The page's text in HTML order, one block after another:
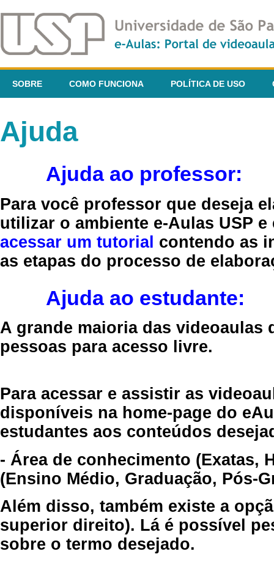
SOBRE COMO FUNCIONA POLÍTICA DE USO
Ajuda
Ajuda ao professor:
Para você professor que deseja
utilizar o ambiente e-Aulas USP
acessar um tutorial contendo as
as etapas do processo de
Ajuda ao estudante:
A grande maioria das videoaulas
pessoas para acesso livre.
Para acessar e assistir as
disponíveis na home-page do
estudantes aos conteúdos
- Área de conhecimento (Exatas,
(Ensino Médio, Graduação, Pós-
Além disso, também existe a
superior direito). Lá é possível
sobre o termo desejado.